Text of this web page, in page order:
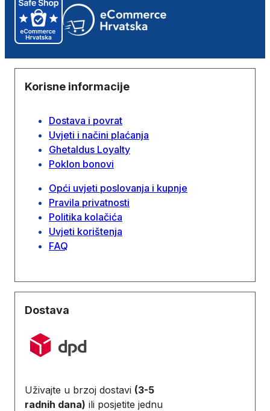
Korisne informacije
Dostava i povrat
Uvjeti i načini plaćanja
Ghetaldus Loyalty
Poklon bonovi
Opći uvjeti poslovanja i kupnje
Pravila privatnosti
Politika kolačića
Uvjeti korištenja
FAQ
Dostava
Uživajte u brzoj dostavi (3-5
radnih dana) ili posjetite jednu